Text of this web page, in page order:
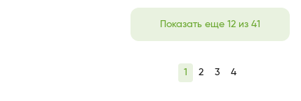
Показать еще 12 из 41
1 2 3 4